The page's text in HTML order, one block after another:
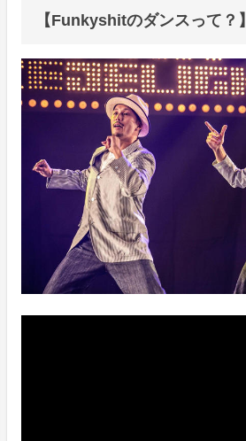
【Funkyshitのダンスって？】